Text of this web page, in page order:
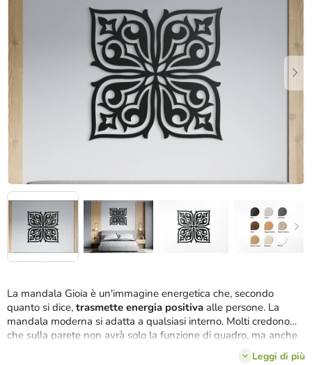
La mandala Gioia è un'immagine energetica che, secondo
quanto si dice, trasmette energia positiva alle persone. La
mandala moderna si adatta a qualsiasi interno. Molti credono
che sulla parete non avrà solo la funzione di quadro, ma anche
Leggi di più
5
stelle.